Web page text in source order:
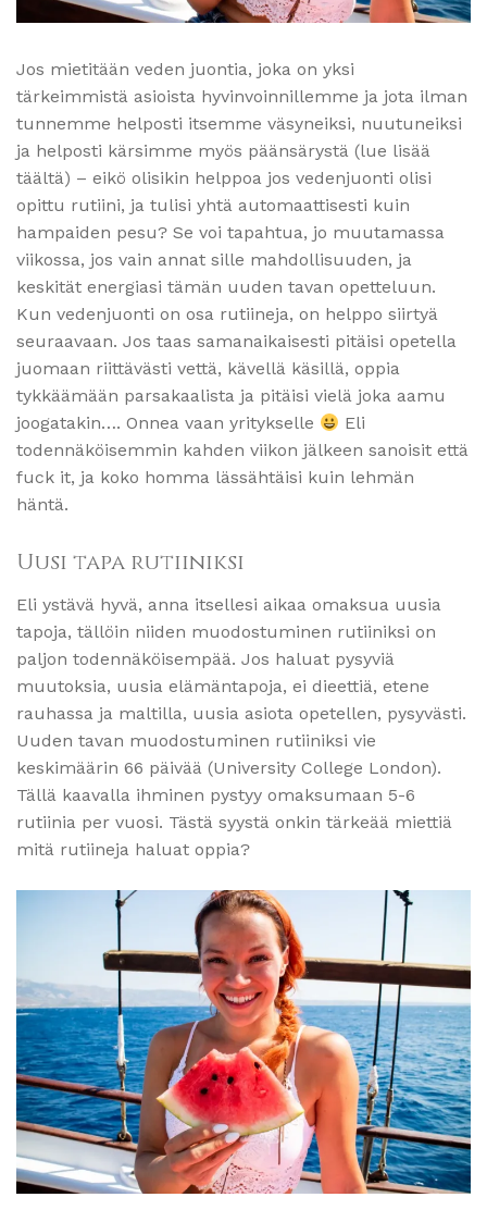
Jos mietitään veden juontia, joka on yksi
tärkeimmistä asioista hyvinvoinnillemme ja jota ilman
tunnemme helposti itsemme väsyneiksi, nuutuneiksi
ja helposti kärsimme myös päänsärystä (lue lisää
täältä) – eikö olisikin helppoa jos vedenjuonti olisi
opittu rutiini, ja tulisi yhtä automaattisesti kuin
hampaiden pesu? Se voi tapahtua, jo muutamassa
viikossa, jos vain annat sille mahdollisuuden, ja
keskität energiasi tämän uuden tavan opetteluun.
Kun vedenjuonti on osa rutiineja, on helppo siirtyä
seuraavaan. Jos taas samanaikaisesti pitäisi opetella
juomaan riittävästi vettä, kävellä käsillä, oppia
tykkäämään parsakaalista ja pitäisi vielä joka aamu
joogatakin…. Onnea vaan yritykselle
Eli
todennäköisemmin kahden viikon jälkeen sanoisit että
fuck it, ja koko homma lässähtäisi kuin lehmän
häntä.
Uusi tapa rutiiniksi
Eli ystävä hyvä, anna itsellesi aikaa omaksua uusia
tapoja, tällöin niiden muodostuminen rutiiniksi on
paljon todennäköisempää. Jos haluat pysyviä
muutoksia, uusia elämäntapoja, ei dieettiä, etene
rauhassa ja maltilla, uusia asiota opetellen, pysyvästi.
Uuden tavan muodostuminen rutiiniksi vie
keskimäärin 66 päivää (University College London).
Tällä kaavalla ihminen pystyy omaksumaan 5-6
rutiinia per vuosi. Tästä syystä onkin tärkeää miettiä
mitä rutiineja haluat oppia?